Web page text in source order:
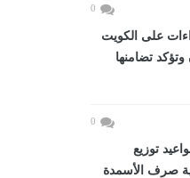
0
على الكويت
وتؤكد تضامنها
0
توزيع
صرف الأسمدة